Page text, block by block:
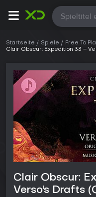
Alle
Startseite Spiele Free To
Clair Obscur: Expedition 33 –
Clair Obscur:
Verso's Drafts